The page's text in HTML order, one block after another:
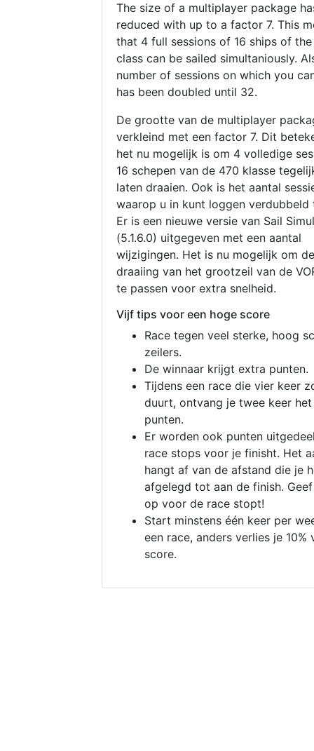
The size of a multiplayer package
reduced with up to a factor 7. This
that 4 full sessions of 16 ships of
class can be sailed simultaniously.
number of sessions on which you
has been doubled until 32.
De grootte van de multiplayer
verkleind met een factor 7. Dit
het nu mogelijk is om 4 volledige
16 schepen van de 470 klasse
laten draaien. Ook is het aantal
waarop u in kunt loggen verdubbeld
Er is een nieuwe versie van Sail
(5.1.6.0) uitgegeven met een aantal
wijzigingen. Het is nu mogelijk om de
draaiing van het grootzeil van de
te passen voor extra snelheid.
Vijf tips voor een hoge score
Race tegen veel sterke, hoog
zeilers.
De winnaar krijgt extra punten.
Tijdens een race die vier keer
duurt, ontvang je twee keer
punten.
Er worden ook punten
race stops voor je finisht. Het
hangt af van de afstand die je
afgelegd tot aan de finish.
op voor de race stopt!
Start minstens één keer per
een race, anders verlies je 10%
score.